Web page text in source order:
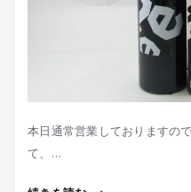
本日通常営業しておりますの
て、…